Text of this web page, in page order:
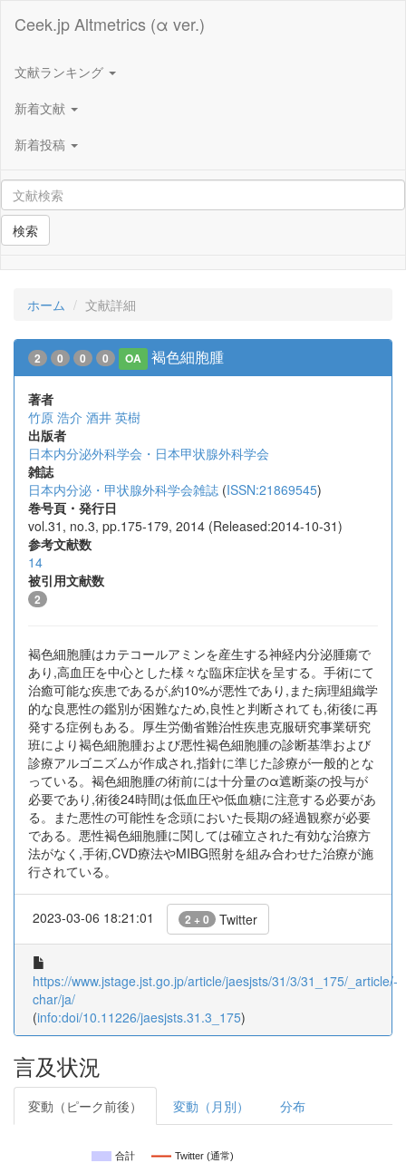
Ceek.jp Altmetrics (α ver.)
文献ランキング
新着文献
新着投稿
検索
ホーム 文献詳細
2 0 0 0 OA 褐色細胞腫
著者
竹原 浩介 酒井 英樹
出版者
日本内分泌外科学会・日本甲状腺外科学会
雑誌
日本内分泌・甲状腺外科学会雑誌 (ISSN:21869545)
巻号頁・発行日
vol.31, no.3, pp.175-179, 2014 (Released:2014-10-31)
参考文献数
14
被引用文献数
2
褐色細胞腫はカテコールアミンを産生する神経内分泌腫瘍で
あり,高血圧を中心とした様々な臨床症状を呈する。手術にて
治癒可能な疾患であるが,約10%が悪性であり,また病理組織学
的な良悪性の鑑別が困難なため,良性と判断されても,術後に再
発する症例もある。厚生労働省難治性疾患克服研究事業研究
班により褐色細胞腫および悪性褐色細胞腫の診断基準および
診療アルゴニズムが作成され,指針に準じた診療が一般的とな
っている。褐色細胞腫の術前には十分量のα遮断薬の投与が
必要であり,術後24時間は低血圧や低血糖に注意する必要があ
る。また悪性の可能性を念頭においた長期の経過観察が必要
である。悪性褐色細胞腫に関しては確立された有効な治療方
法がなく,手術,CVD療法やMIBG照射を組み合わせた治療が施
行されている。
2023-03-06 18:21:01 2 + 0 Twitter
https://www.jstage.jst.go.jp/article/jaesjsts/31/3/31_175/_article/-
char/ja/
(info:doi/10.11226/jaesjsts.31.3_175)
言及状況
変動（ピーク前後） 変動（月別） 分布
合計 Twitter (通常)